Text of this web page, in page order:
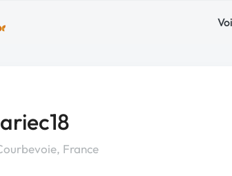
France